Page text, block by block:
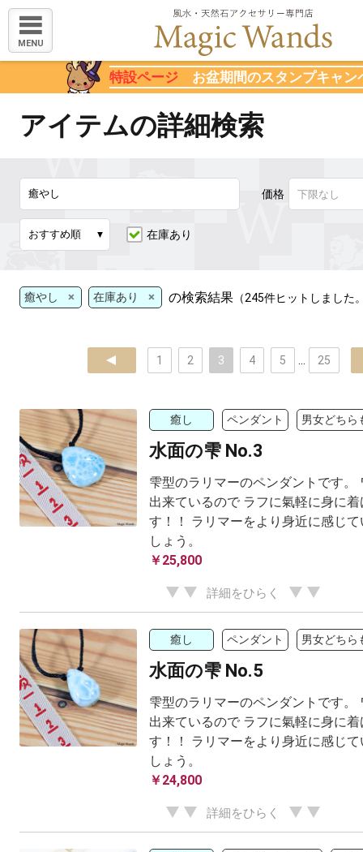
MENU
特設ページ お盆期間のスタンプキャン
アイテムの詳細検索
価格
在庫あり
癒やし × 在庫あり × の検索結果 （245件ヒットしました
prev 1 2 3 4 5 25
癒し ペンダント 男女どちら
水面の雫 No.3
雫型のラリマーのペンダントです。
出来ているので ラフに氣軽に身に
す！！ ラリマーをより身近に感じ
しょう。
￥25,800
詳細をひらく
癒し ペンダント 男女どちら
水面の雫 No.5
雫型のラリマーのペンダントです。
出来ているので ラフに氣軽に身に
す！！ ラリマーをより身近に感じ
しょう。
￥24,800
詳細をひらく